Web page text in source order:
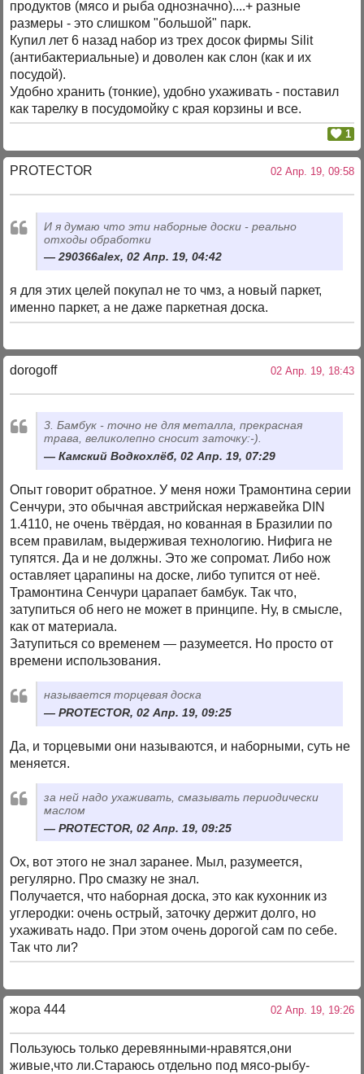
продуктов (мясо и рыба однозначно)....+ разные
размеры - это слишком "большой" парк.
Купил лет 6 назад набор из трех досок фирмы Silit
(антибактериальные) и доволен как слон (как и их
посудой).
Удобно хранить (тонкие), удобно ухаживать - поставил
как тарелку в посудомойку с края корзины и все.
1
PROTECTOR 02 Апр. 19, 09:58
И я думаю что эти наборные доски - реально
отходы обработки
290366alex, 02 Апр. 19, 04:42
я для этих целей покупал не то чмз, а новый паркет,
именно паркет, а не даже паркетная доска.
dorogoff 02 Апр. 19, 18:43
3. Бамбук - точно не для металла, прекрасная
трава, великолепно сносит заточку:-).
Камский Водкохлёб, 02 Апр. 19, 07:29
Опыт говорит обратное. У меня ножи Трамонтина серии
Сенчури, это обычная австрийская нержавейка DIN
1.4110, не очень твёрдая, но кованная в Бразилии по
всем правилам, выдерживая технологию. Нифига не
тупятся. Да и не должны. Это же сопромат. Либо нож
оставляет царапины на доске, либо тупится от неё.
Трамонтина Сенчури царапает бамбук. Так что,
затупиться об него не может в принципе. Ну, в смысле,
как от материала.
Затупиться со временем — разумеется. Но просто от
времени использования.
называется торцевая доска
PROTECTOR, 02 Апр. 19, 09:25
Да, и торцевыми они называются, и наборными, суть не
меняется.
за ней надо ухаживать, смазывать периодически
маслом
PROTECTOR, 02 Апр. 19, 09:25
Ох, вот этого не знал заранее. Мыл, разумеется,
регулярно. Про смазку не знал.
Получается, что наборная доска, это как кухонник из
углеродки: очень острый, заточку держит долго, но
ухаживать надо. При этом очень дорогой сам по себе.
Так что ли?
жора 444 02 Апр. 19, 19:26
Пользуюсь только деревянными-нравятся,они
живые,что ли.Стараюсь отдельно под мясо-рыбу-